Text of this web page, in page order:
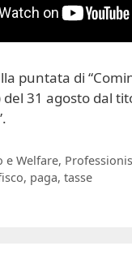
puntata di
31 agosto dal
e Welfare,
, paga, tasse